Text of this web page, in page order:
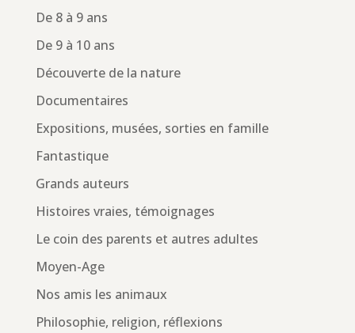
De 8 à 9 ans
De 9 à 10 ans
Découverte de la nature
Documentaires
Expositions, musées, sorties en famille
Fantastique
Grands auteurs
Histoires vraies, témoignages
Le coin des parents et autres adultes
Moyen-Age
Nos amis les animaux
Philosophie, religion, réflexions